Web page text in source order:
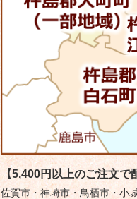
【5,400円以上のご注文で
佐賀市・神埼市・鳥栖市・小